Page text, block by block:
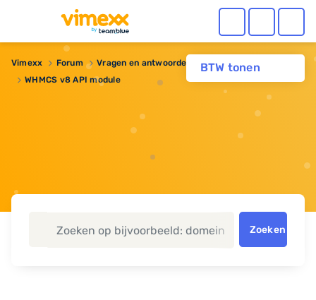
BTW tonen
Vimexx Forum Vragen en antwoorden
Reseller hosting
WHMCS v8 API module
Zoeken